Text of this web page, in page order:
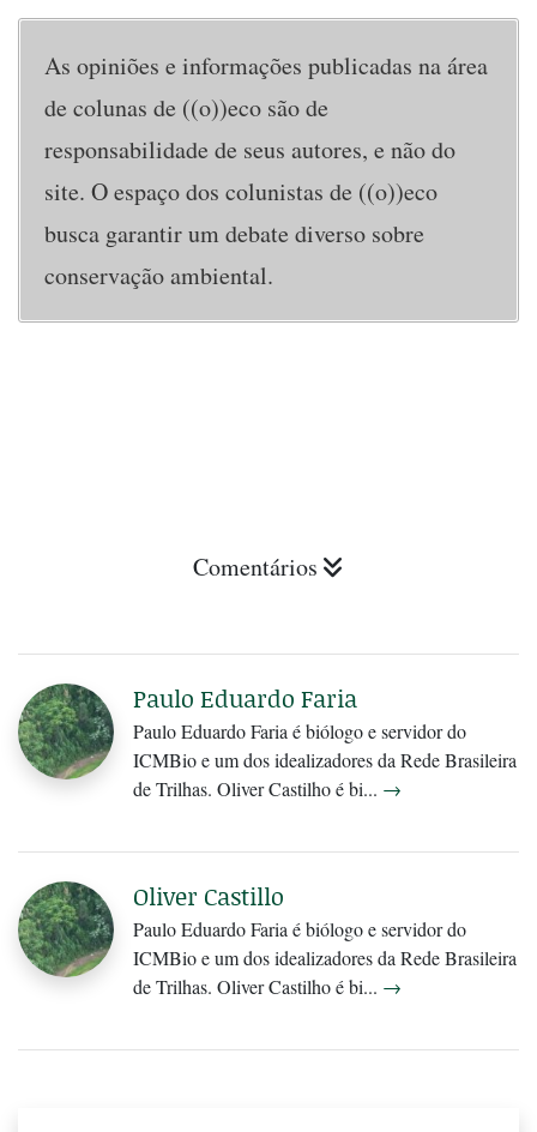
As opiniões e informações publicadas na área
de colunas de ((o))eco são de
responsabilidade de seus autores, e não do
site. O espaço dos colunistas de ((o))eco
busca garantir um debate diverso sobre
conservação ambiental.
Comentários
Paulo Eduardo Faria
Paulo Eduardo Faria é biólogo e servidor do
ICMBio e um dos idealizadores da Rede Brasileira
de Trilhas. Oliver Castilho é bi... →
Oliver Castillo
Paulo Eduardo Faria é biólogo e servidor do
ICMBio e um dos idealizadores da Rede Brasileira
de Trilhas. Oliver Castilho é bi... →